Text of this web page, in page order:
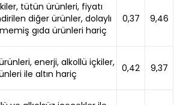
tütün ürünleri, fiyatı
diğer ürünler, dolaylı
gıda ürünleri hariç
0,37 9,46
enerji, alkollü içkiler,
ile altın hariç
0,42 9,37